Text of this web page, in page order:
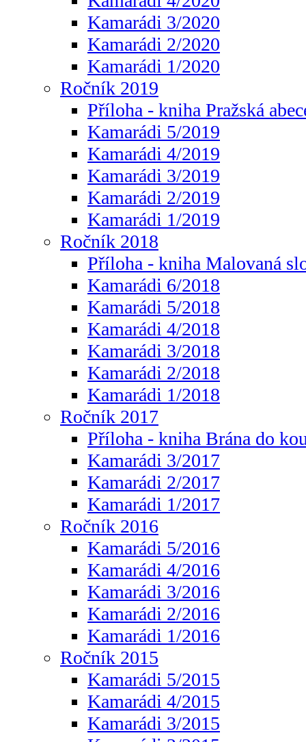
Kamarádi 3/2020
Kamarádi 2/2020
Kamarádi 1/2020
Ročník 2019
Příloha - kniha Pražská
Kamarádi 5/2019
Kamarádi 4/2019
Kamarádi 3/2019
Kamarádi 2/2019
Kamarádi 1/2019
Ročník 2018
Příloha - kniha Malovaná
Kamarádi 6/2018
Kamarádi 5/2018
Kamarádi 4/2018
Kamarádi 3/2018
Kamarádi 2/2018
Kamarádi 1/2018
Ročník 2017
Příloha - kniha Brána do
Kamarádi 3/2017
Kamarádi 2/2017
Kamarádi 1/2017
Ročník 2016
Kamarádi 5/2016
Kamarádi 4/2016
Kamarádi 3/2016
Kamarádi 2/2016
Kamarádi 1/2016
Ročník 2015
Kamarádi 5/2015
Kamarádi 4/2015
Kamarádi 3/2015